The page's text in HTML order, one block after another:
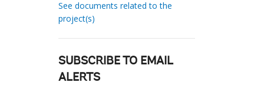
See documents related to the
project(s)
SUBSCRIBE TO EMAIL
ALERTS